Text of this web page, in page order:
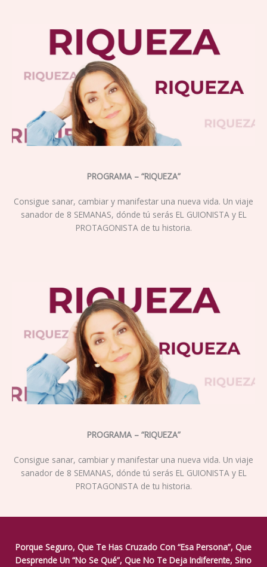
PROGRAMA – “RIQUEZA”
Consigue sanar, cambiar y manifestar una nueva vida. Un viaje
sanador de 8 SEMANAS, dónde tú serás EL GUIONISTA y EL
PROTAGONISTA de tu historia.
PROGRAMA – “RIQUEZA”
Consigue sanar, cambiar y manifestar una nueva vida. Un viaje
sanador de 8 SEMANAS, dónde tú serás EL GUIONISTA y EL
PROTAGONISTA de tu historia.
Porque Seguro, Que Te Has Cruzado Con “Esa Persona”, Que
Desprende Un “No Se Qué”, Que No Te Deja Indiferente, Sino